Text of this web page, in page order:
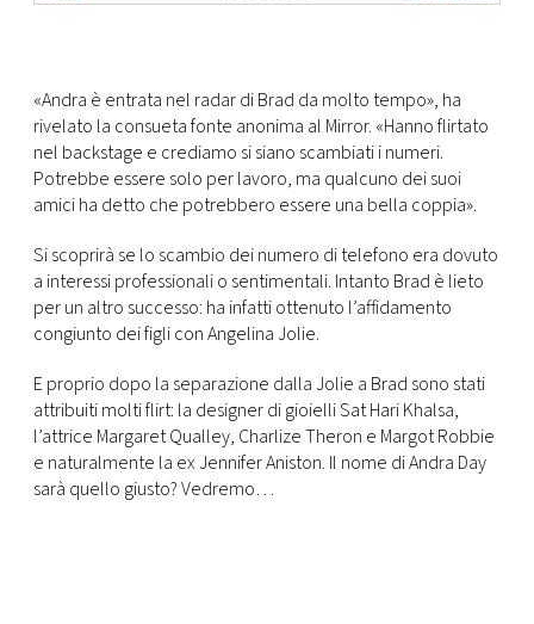
«Andra è entrata nel radar di Brad da molto tempo», ha
rivelato la consueta fonte anonima al Mirror. «Hanno flirtato
nel backstage e crediamo si siano scambiati i numeri.
Potrebbe essere solo per lavoro, ma qualcuno dei suoi
amici ha detto che potrebbero essere una bella coppia».
Si scoprirà se lo scambio dei numero di telefono era dovuto
a interessi professionali o sentimentali. Intanto Brad è lieto
per un altro successo: ha infatti ottenuto l’affidamento
congiunto dei figli con Angelina Jolie.
E proprio dopo la separazione dalla Jolie a Brad sono stati
attribuiti molti flirt: la designer di gioielli Sat Hari Khalsa,
l’attrice Margaret Qualley, Charlize Theron e Margot Robbie
e naturalmente la ex Jennifer Aniston. Il nome di Andra Day
sarà quello giusto? Vedremo…